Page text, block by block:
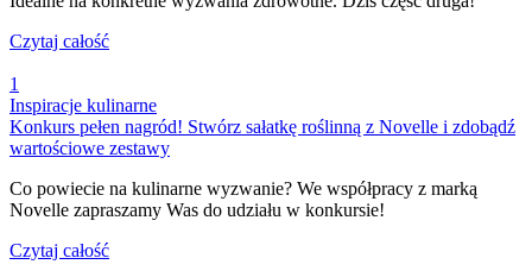
Czytaj całość
1
Inspiracje kulinarne
Konkurs pełen nagród! Stwórz sałatkę roślinną z Novelle i zdobądź
wartościowe zestawy
Co powiecie na kulinarne wyzwanie? We współpracy z marką
Novelle zapraszamy Was do udziału w konkursie!
Czytaj całość